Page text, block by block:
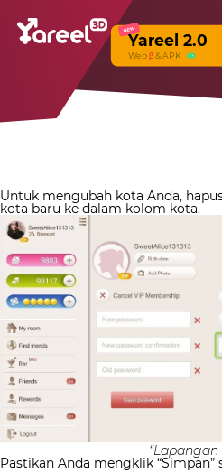
NEW
Yareel 2.0
Webβ & APK
Untuk mengubah kota Anda,
kota baru ke dalam kolom kota.
“Lapangan
Pastikan Anda mengklik “Simpan”